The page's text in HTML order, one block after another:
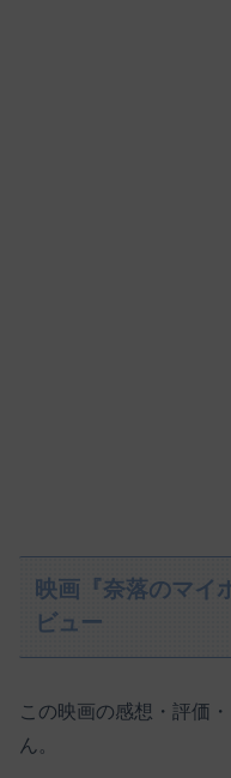
映画『奈落のマイ
ビュー
この映画の感想・評価
ん。